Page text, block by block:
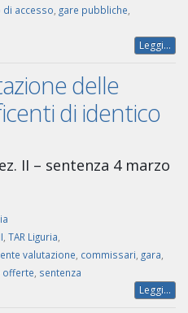
accesso gare pubbliche
Leggi...
delle
di identico
II – sentenza 4 marzo
TAR Liguria
valutazione commissari gara
offerte sentenza
Leggi...